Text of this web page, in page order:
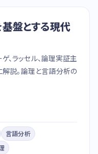
盤とする現代
、ラッセル、論理実証主
説。論理と言語分析の
言語分析